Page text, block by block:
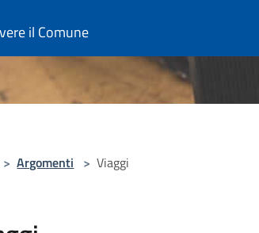
il Comune
> Argomenti > Viaggi